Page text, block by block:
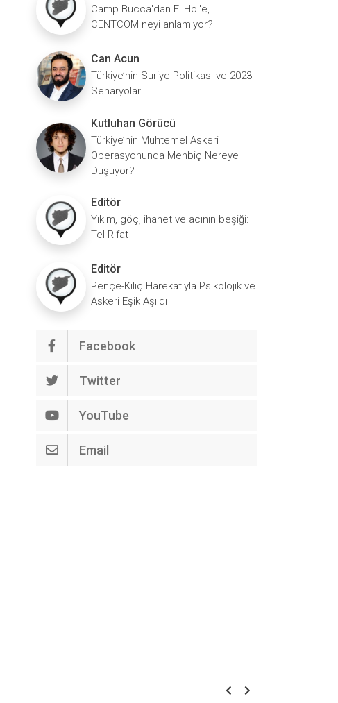
Camp Bucca'dan El Hol'e,
CENTCOM neyi anlamıyor?
Can Acun
Türkiye’nin Suriye Politikası ve 2023
Senaryoları
Kutluhan Görücü
Türkiye’nin Muhtemel Askeri
Operasyonunda Menbiç Nereye
Düşüyor?
Editör
Yıkım, göç, ihanet ve acının beşiği:
Tel Rıfat
Editör
Pençe-Kılıç Harekatıyla Psikolojik ve
Askeri Eşik Aşıldı
Facebook
Twitter
YouTube
Email